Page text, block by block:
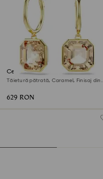
Cercei cu drop Millenia
Tăietură pătrată, Caramel, Finisaj din
629 RON